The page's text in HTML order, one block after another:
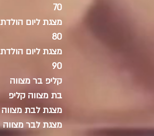
70
מצגת ליום הולדת
80
מצגת ליום הולדת
90
קליפ בר מצווה
בת מצווה קליפ
מצגת לבת מצווה
מצגת לבר מצווה